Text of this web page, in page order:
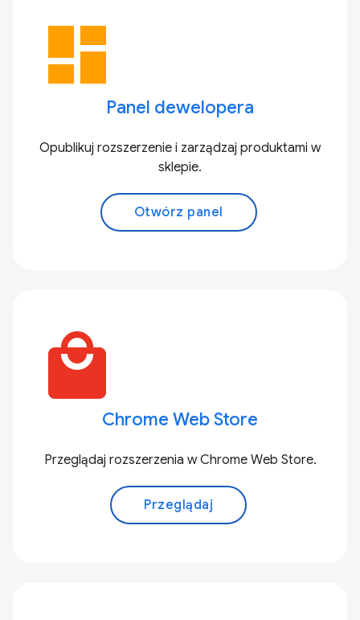
dashboard
Panel dewelopera
Opublikuj rozszerzenie i zarządzaj produktami w
sklepie.
Otwórz panel
local_mall
Chrome Web Store
Przeglądaj rozszerzenia w Chrome Web Store.
Przeglądaj